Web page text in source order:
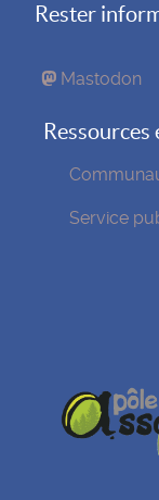
Rester
Mastodon
Ressources
Service